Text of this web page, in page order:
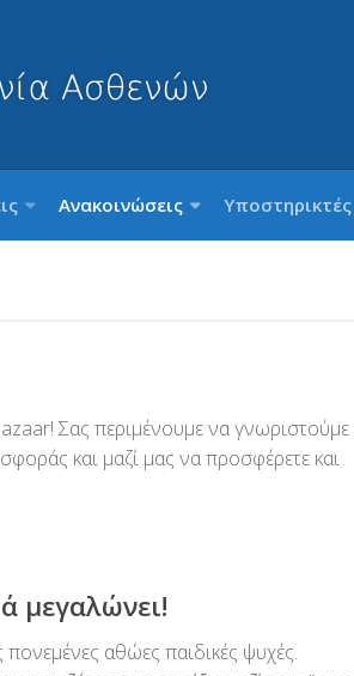
Ανακοινώσεις Υποστηρικτές
Σας περιμένουμε να γνωριστούμε
και μαζί μας να προσφέρετε και
μεγαλώνει!
πονεμένες αθώες παιδικές ψυχές.